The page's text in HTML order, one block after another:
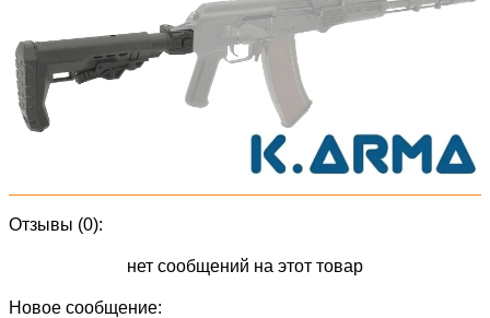
Отзывы (0):
нет сообщений на этот товар
Новое сообщение: